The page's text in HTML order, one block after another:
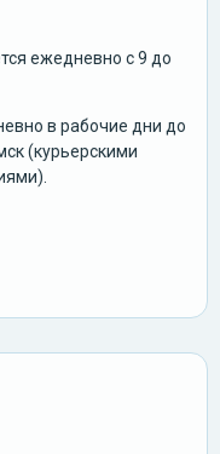
ежедневно с 9 до
в рабочие дни до
(курьерскими